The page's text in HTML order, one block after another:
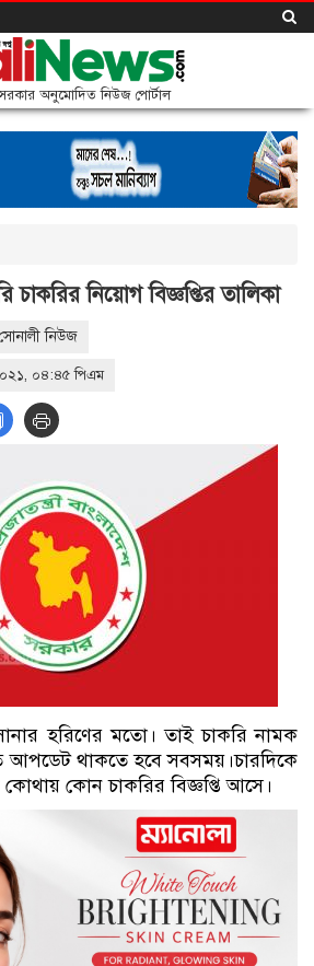
সরকার অনুমোদিত নিউজ পোর্টাল
নিয়োগ বিজ্ঞপ্তির তালিকা
নিউজ
০৪:৪৫ পিএম
হরিণের মতো। তাই চাকরি নামক
আপডেট থাকতে হবে সবসময়।চারদিকে
কোন চাকরির বিজ্ঞপ্তি আসে।